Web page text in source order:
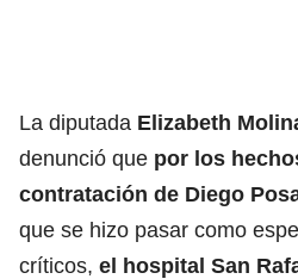
La diputada Elizabeth
denunció que por los
contratación de Diego
que se hizo pasar como
críticos, el hospital San